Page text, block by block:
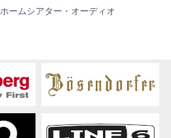
ホームシアター・オーディオ